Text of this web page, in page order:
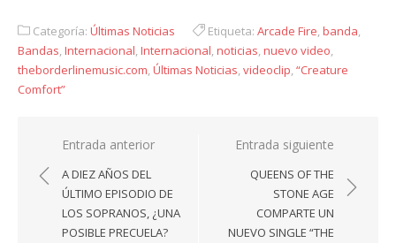
Categoría: Últimas Noticias Etiqueta: Arcade Fire,banda,
Bandas,Internacional,Internacional,noticias,nuevo video,
theborderlinemusic.com,Últimas Noticias,videoclip,“Creature
Comfort”
Navegación
de
entradas
Entrada anterior
A DIEZ AÑOS DEL
ÚLTIMO EPISODIO DE
LOS SOPRANOS, ¿UNA
POSIBLE PRECUELA?
Entrada siguiente
QUEENS OF THE
STONE AGE
COMPARTE UN
NUEVO SINGLE “THE